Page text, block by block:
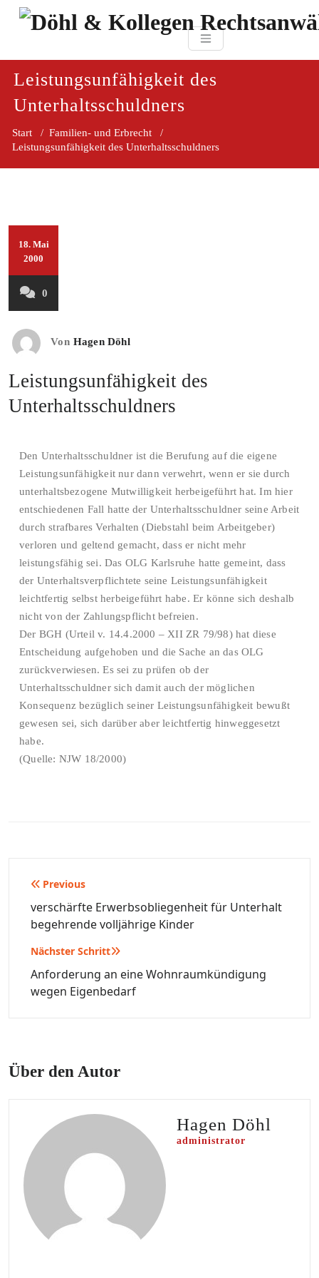
Zum
Döhl & Kollegen
Leistungsunfähigkeit des
Unterhaltsschuldners
Start / Familien- und Erbrecht /
Leistungsunfähigkeit des Unterhaltsschuldners
18. Mai
2000
0
Von Hagen Döhl
Leistungsunfähigkeit des
Unterhaltsschuldners
Den Unterhaltsschuldner ist die Berufung auf die eigene
Leistungsunfähigkeit nur dann verwehrt, wenn er sie durch
unterhaltsbezogene Mutwilligkeit herbeigeführt hat. Im hier
entschiedenen Fall hatte der Unterhaltsschuldner seine Arbeit
durch strafbares Verhalten (Diebstahl beim Arbeitgeber)
verloren und geltend gemacht, dass er nicht mehr
leistungsfähig sei. Das OLG Karlsruhe hatte gemeint, dass
der Unterhaltsverpflichtete seine Leistungsunfähigkeit
leichtfertig selbst herbeigeführt habe. Er könne sich deshalb
nicht von der Zahlungspflicht befreien.
Der BGH (Urteil v. 14.4.2000 – XII ZR 79/98) hat diese
Entscheidung aufgehoben und die Sache an das OLG
zurückverwiesen. Es sei zu prüfen ob der
Unterhaltsschuldner sich damit auch der möglichen
Konsequenz bezüglich seiner Leistungsunfähigkeit bewußt
gewesen sei, sich darüber aber leichtfertig hinweggesetzt
habe.
(Quelle: NJW 18/2000)
Beitragsnavigation
Previous
verschärfte Erwerbsobliegenheit für Unterhalt
begehrende volljährige Kinder
Nächster Schritt
Anforderung an eine Wohnraumkündigung
wegen Eigenbedarf
Über den Autor
Hagen Döhl
administrator